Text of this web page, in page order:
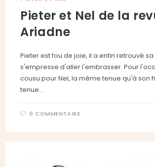
Pieter et Nel de la
Ariadne
Pieter est fou de joie, il a enfin retrouvé sa
s'empresse d'aller l'embrasser. Pour
cousu pour Nel, la même tenue qu'à son
tenue…
0 COMMENTAIRE